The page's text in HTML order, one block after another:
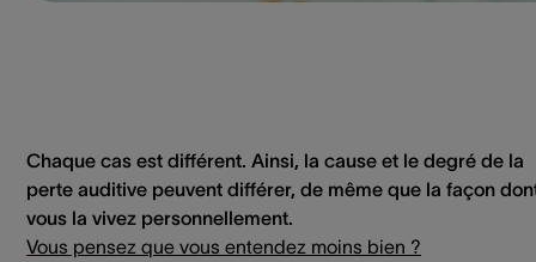
Chaque cas est différent. Ainsi, la cause et le degré de la
perte auditive peuvent différer, de même que la façon
vous la vivez personnellement.
Vous pensez que vous entendez moins bien ?